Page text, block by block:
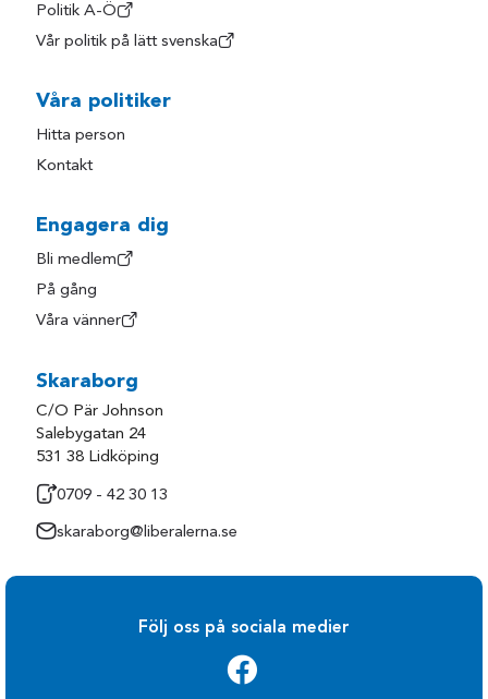
Politik A-Ö
Vår politik på lätt svenska
Våra politiker
Hitta person
Kontakt
Engagera dig
Bli medlem
På gång
Våra vänner
Skaraborg
C/O Pär Johnson
Salebygatan 24
531 38 Lidköping
0709 - 42 30 13
skaraborg@liberalerna.se
Följ oss på sociala medier